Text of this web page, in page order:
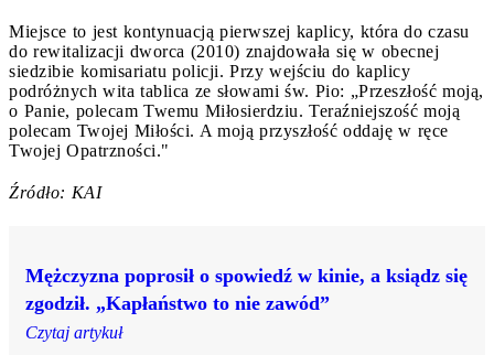
Miejsce to jest kontynuacją pierwszej kaplicy, która do czasu
do rewitalizacji dworca (2010) znajdowała się w obecnej
siedzibie komisariatu policji. Przy wejściu do kaplicy
podróżnych wita tablica ze słowami św. Pio: „Przeszłość moją,
o Panie, polecam Twemu Miłosierdziu. Teraźniejszość moją
polecam Twojej Miłości. A moją przyszłość oddaję w ręce
Twojej Opatrzności."
Źródło: KAI
Mężczyzna poprosił o spowiedź w kinie, a ksiądz się
zgodził. „Kapłaństwo to nie zawód”
Czytaj artykuł